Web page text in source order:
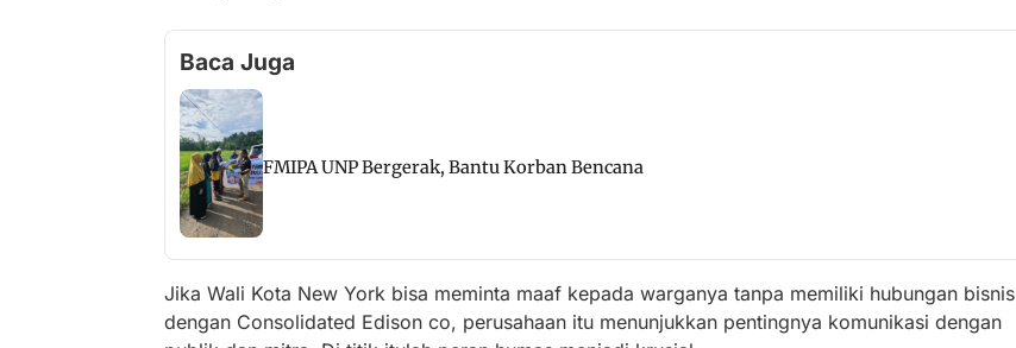
Baca Juga
FMIPA UNP Bergerak, Bantu Korban Bencana
Jika Wali Kota New York bisa meminta maaf kepada warganya tanpa memiliki hubungan bisnis
dengan Consolidated Edison co, perusahaan itu menunjukkan pentingnya komunikasi dengan